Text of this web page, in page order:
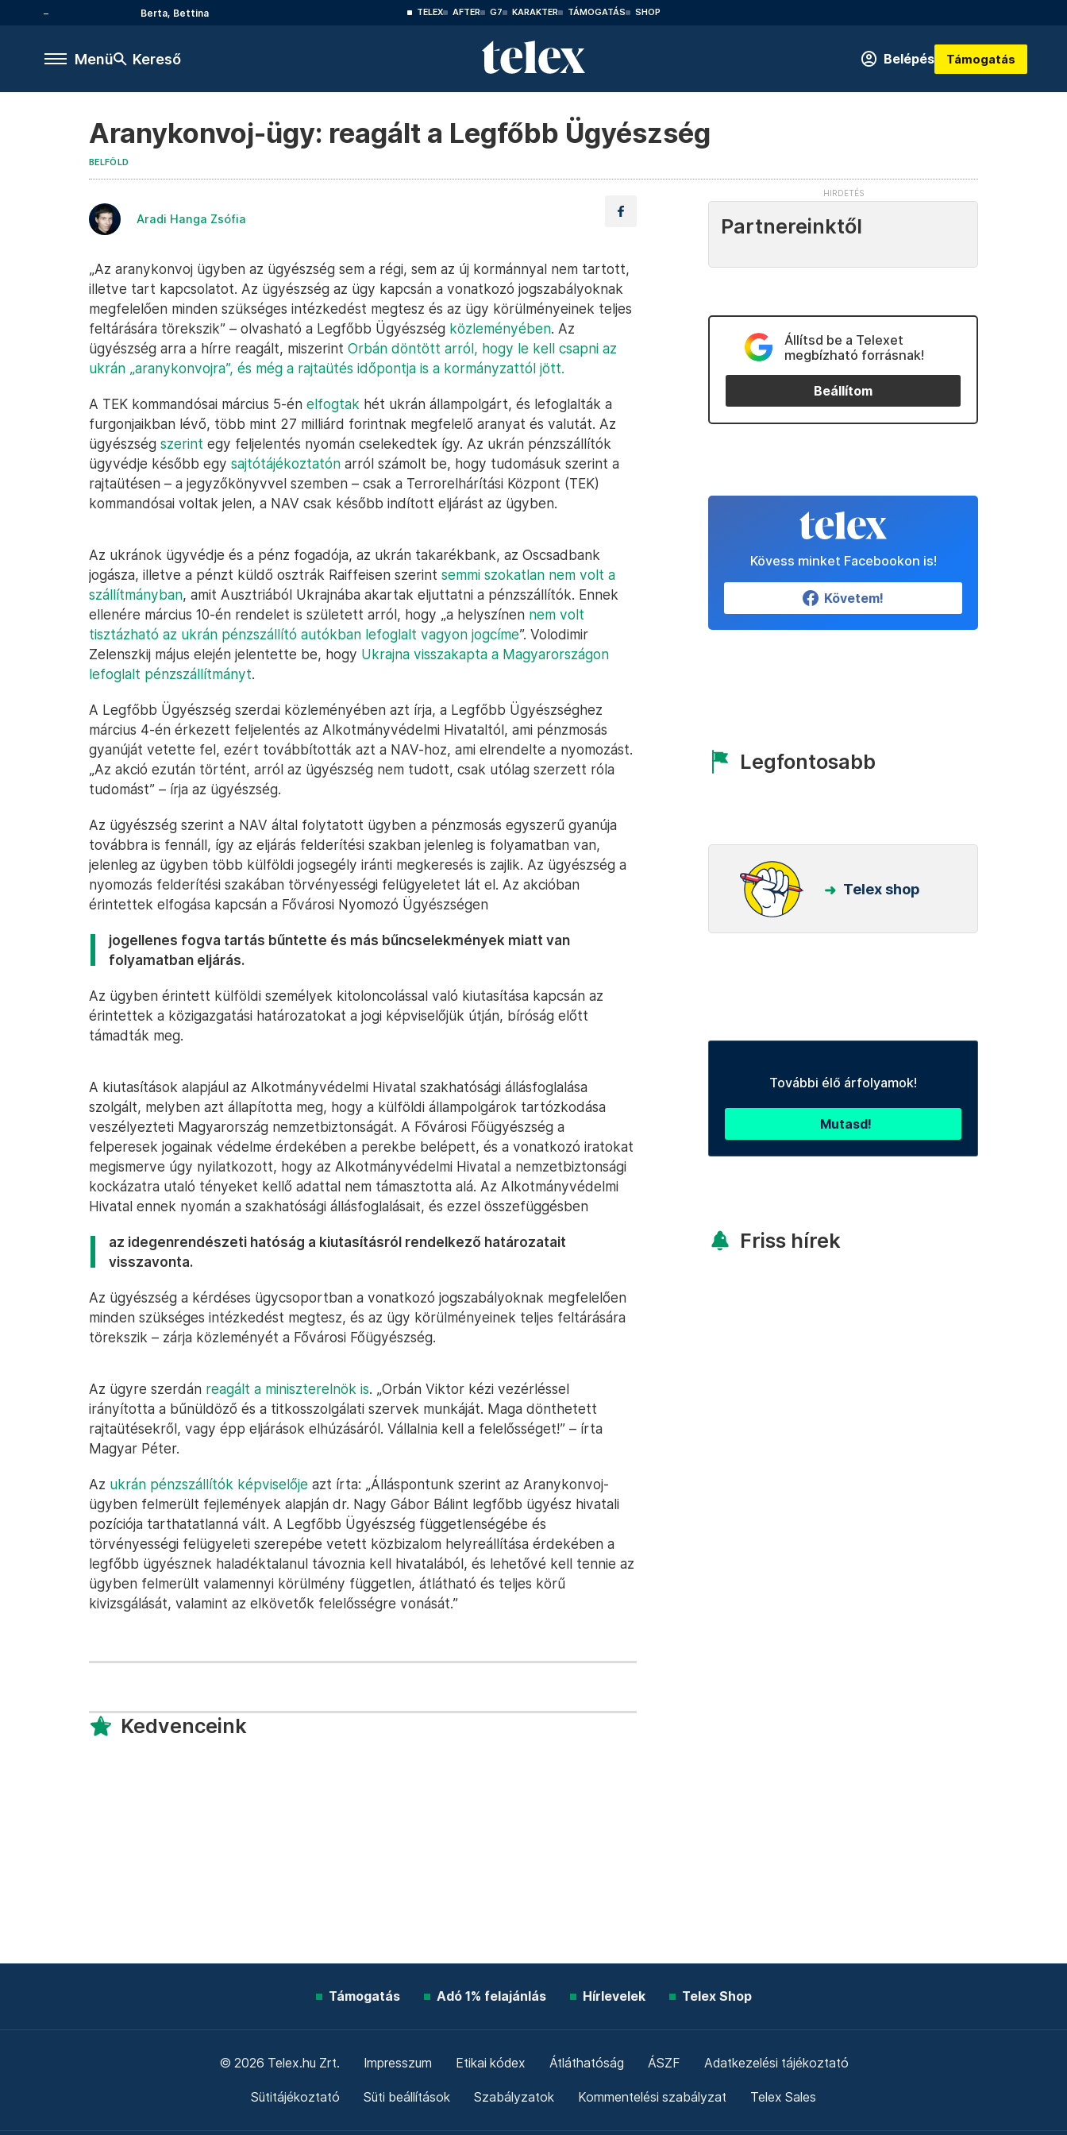
Berta, Bettina TELEX AFTER G7 KARAKTER TÁMOGATÁS SHOP
Menü Kereső Belépés Támogatás
Aranykonvoj-ügy: reagált a Legfőbb Ügyészség
BELFÖLD
Aradi Hanga Zsófia
„Az aranykonvoj ügyben az ügyészség sem a régi, sem az új kormánnyal nem tartott,
illetve tart kapcsolatot. Az ügyészség az ügy kapcsán a vonatkozó jogszabályoknak
megfelelően minden szükséges intézkedést megtesz és az ügy körülményeinek teljes
feltárására törekszik” – olvasható a Legfőbb Ügyészség közleményében. Az
ügyészség arra a hírre reagált, miszerint Orbán döntött arról, hogy le kell csapni az
ukrán „aranykonvojra”, és még a rajtaütés időpontja is a kormányzattól jött.
A TEK kommandósai március 5-én elfogtak hét ukrán állampolgárt, és lefoglalták a
furgonjaikban lévő, több mint 27 milliárd forintnak megfelelő aranyat és valutát. Az
ügyészség szerint egy feljelentés nyomán cselekedtek így. Az ukrán pénzszállítók
ügyvédje később egy sajtótájékoztatón arról számolt be, hogy tudomásuk szerint a
rajtaütésen – a jegyzőkönyvvel szemben – csak a Terrorelhárítási Központ (TEK)
kommandósai voltak jelen, a NAV csak később indított eljárást az ügyben.
Az ukránok ügyvédje és a pénz fogadója, az ukrán takarékbank, az Oscsadbank
jogásza, illetve a pénzt küldő osztrák Raiffeisen szerint semmi szokatlan nem volt a
szállítmányban, amit Ausztriából Ukrajnába akartak eljuttatni a pénzszállítók. Ennek
ellenére március 10-én rendelet is született arról, hogy „a helyszínen nem volt
tisztázható az ukrán pénzszállító autókban lefoglalt vagyon jogcíme”. Volodimir
Zelenszkij május elején jelentette be, hogy Ukrajna visszakapta a Magyarországon
lefoglalt pénzszállítmányt.
A Legfőbb Ügyészség szerdai közleményében azt írja, a Legfőbb Ügyészséghez
március 4-én érkezett feljelentés az Alkotmányvédelmi Hivataltól, ami pénzmosás
gyanúját vetette fel, ezért továbbították azt a NAV-hoz, ami elrendelte a nyomozást.
„Az akció ezután történt, arról az ügyészség nem tudott, csak utólag szerzett róla
tudomást” – írja az ügyészség.
Az ügyészség szerint a NAV által folytatott ügyben a pénzmosás egyszerű gyanúja
továbbra is fennáll, így az eljárás felderítési szakban jelenleg is folyamatban van,
jelenleg az ügyben több külföldi jogsegély iránti megkeresés is zajlik. Az ügyészség a
nyomozás felderítési szakában törvényességi felügyeletet lát el. Az akcióban
érintettek elfogása kapcsán a Fővárosi Nyomozó Ügyészségen
jogellenes fogva tartás bűntette és más bűncselekmények miatt van
folyamatban eljárás.
Az ügyben érintett külföldi személyek kitoloncolással való kiutasítása kapcsán az
érintettek a közigazgatási határozatokat a jogi képviselőjük útján, bíróság előtt
támadták meg.
A kiutasítások alapjául az Alkotmányvédelmi Hivatal szakhatósági állásfoglalása
szolgált, melyben azt állapította meg, hogy a külföldi állampolgárok tartózkodása
veszélyezteti Magyarország nemzetbiztonságát. A Fővárosi Főügyészség a
felperesek jogainak védelme érdekében a perekbe belépett, és a vonatkozó iratokat
megismerve úgy nyilatkozott, hogy az Alkotmányvédelmi Hivatal a nemzetbiztonsági
kockázatra utaló tényeket kellő adattal nem támasztotta alá. Az Alkotmányvédelmi
Hivatal ennek nyomán a szakhatósági állásfoglalásait, és ezzel összefüggésben
az idegenrendészeti hatóság a kiutasításról rendelkező határozatait
visszavonta.
Az ügyészség a kérdéses ügycsoportban a vonatkozó jogszabályoknak megfelelően
minden szükséges intézkedést megtesz, és az ügy körülményeinek teljes feltárására
törekszik – zárja közleményét a Fővárosi Főügyészség.
Az ügyre szerdán reagált a miniszterelnök is. „Orbán Viktor kézi vezérléssel
irányította a bűnüldöző és a titkosszolgálati szervek munkáját. Maga dönthetett
rajtaütésekről, vagy épp eljárások elhúzásáról. Vállalnia kell a felelősséget!” – írta
Magyar Péter.
Az ukrán pénzszállítók képviselője azt írta: „Álláspontunk szerint az Aranykonvoj-
ügyben felmerült fejlemények alapján dr. Nagy Gábor Bálint legfőbb ügyész hivatali
pozíciója tarthatatlanná vált. A Legfőbb Ügyészség függetlenségébe és
törvényességi felügyeleti szerepébe vetett közbizalom helyreállítása érdekében a
legfőbb ügyésznek haladéktalanul távoznia kell hivatalából, és lehetővé kell tennie az
ügyben felmerült valamennyi körülmény független, átlátható és teljes körű
kivizsgálását, valamint az elkövetők felelősségre vonását.”
Kedvenceink
Partnereinktől
Állítsd be a Telexet
megbízható forrásnak!
Beállítom
Kövess minket Facebookon is!
Követem!
Legfontosabb
Telex shop
További élő árfolyamok!
Mutasd!
Friss hírek
Támogatás Adó 1% felajánlás Hírlevelek Telex Shop
© 2026 Telex.hu Zrt. Impresszum Etikai kódex Átláthatóság ÁSZF Adatkezelési tájékoztató
Sütitájékoztató Süti beállítások Szabályzatok Kommentelési szabályzat Telex Sales